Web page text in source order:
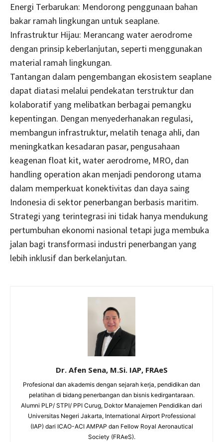
Energi Terbarukan: Mendorong penggunaan bahan
bakar ramah lingkungan untuk seaplane.
Infrastruktur Hijau: Merancang water aerodrome
dengan prinsip keberlanjutan, seperti menggunakan
material ramah lingkungan.
Tantangan dalam pengembangan ekosistem seaplane
dapat diatasi melalui pendekatan terstruktur dan
kolaboratif yang melibatkan berbagai pemangku
kepentingan. Dengan menyederhanakan regulasi,
membangun infrastruktur, melatih tenaga ahli, dan
meningkatkan kesadaran pasar, pengusahaan
keagenan float kit, water aerodrome, MRO, dan
handling operation akan menjadi pendorong utama
dalam memperkuat konektivitas dan daya saing
Indonesia di sektor penerbangan berbasis maritim.
Strategi yang terintegrasi ini tidak hanya mendukung
pertumbuhan ekonomi nasional tetapi juga membuka
jalan bagi transformasi industri penerbangan yang
lebih inklusif dan berkelanjutan.
Dr. Afen Sena, M.Si. IAP, FRAeS
Profesional dan akademis dengan sejarah kerja, pendidikan dan
pelatihan di bidang penerbangan dan bisnis kedirgantaraan.
Alumni PLP/ STPI/ PPI Curug, Doktor Manajemen Pendidikan dari
Universitas Negeri Jakarta, International Airport Professional
(IAP) dari ICAO-ACI AMPAP dan Fellow Royal Aeronautical
Society (FRAeS).